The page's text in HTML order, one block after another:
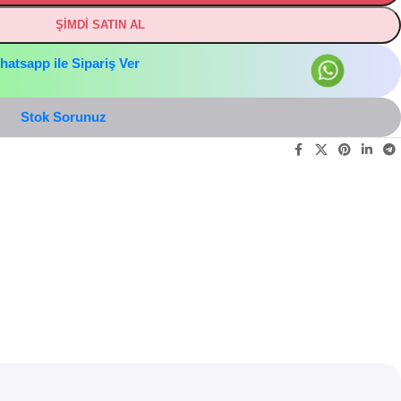
ŞİMDİ SATIN AL
ile Sipariş Ver
Stok Sorunuz